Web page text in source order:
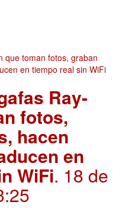
Ray-
fotos,
hacen
en
WiFi. 18 de